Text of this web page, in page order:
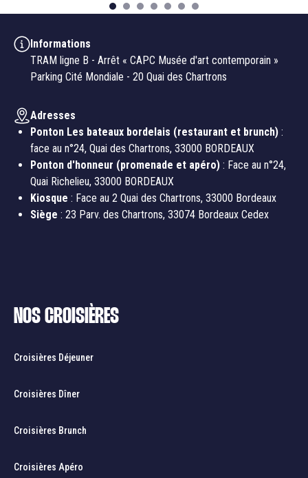
Informations
TRAM ligne B - Arrêt « CAPC Musée d'art contemporain »
Parking Cité Mondiale - 20 Quai des Chartrons
Adresses
Ponton Les bateaux bordelais (restaurant et brunch) :
face au n°24, Quai des Chartrons, 33000 BORDEAUX
Ponton d'honneur (promenade et apéro) : Face au n°24,
Quai Richelieu, 33000 BORDEAUX
Kiosque : Face au 2 Quai des Chartrons, 33000 Bordeaux
Siège : 23 Parv. des Chartrons, 33074 Bordeaux Cedex
NOS CROISIÈRES
Croisières Déjeuner
Croisières Dîner
Croisières Brunch
Croisières Apéro